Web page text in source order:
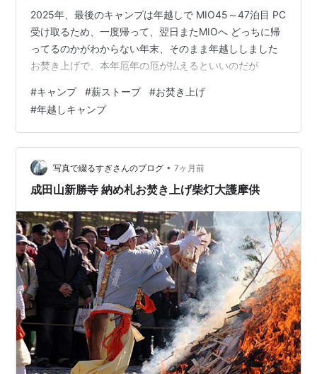
2025年、最後のキャンプは年越しで MIO45～47泊目 PC
受け取るため、一度帰って、翌日またMIOへ どっちに帰
ってるのかがわからない年末、そのまま年越ししました
お焚き上げで、本年厄年の厄が払えるといいのだが
#キャンプ #薪ストーブ #お焚き上げ
#年越しキャンプ
写真で綴るすぎさんのブログ • 7ヶ月前
成田山新勝寺 納め札お焚き上げ柴灯大護摩供